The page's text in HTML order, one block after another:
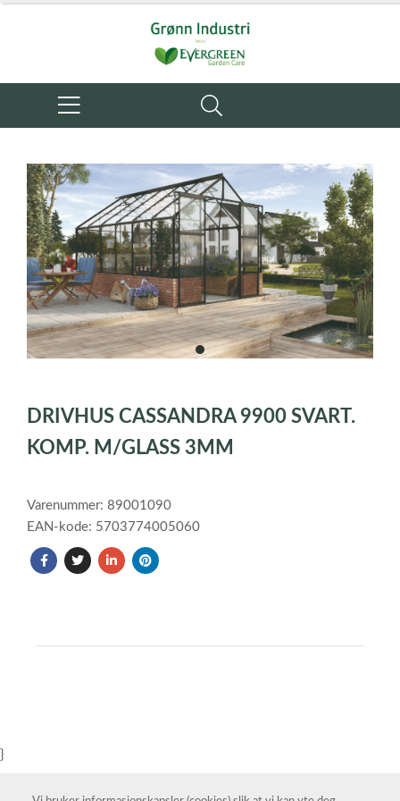
item
of
1
DRIVHUS CASSANDRA 9900 SVART.
KOMP. M/GLASS 3MM
Varenummer: 89001090
EAN-kode: 5703774005060
}